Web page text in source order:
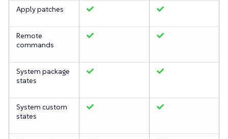
Apply patches
Remote
commands
System package
states
System custom
states